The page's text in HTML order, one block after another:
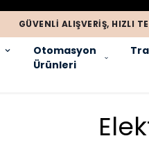
GÜVENLI ALIŞVERIŞ, HIZLI
Otomasyon
Ürünleri